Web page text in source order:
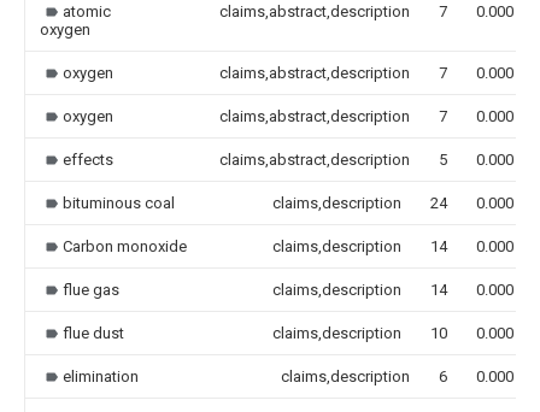
atomic
oxygen
claims,abstract,description 7 0.000
oxygen claims,abstract,description 7 0.000
oxygen claims,abstract,description 7 0.000
effects claims,abstract,description 5 0.000
bituminous coal claims,description 24 0.000
Carbon monoxide claims,description 14 0.000
flue gas claims,description 14 0.000
flue dust claims,description 10 0.000
elimination claims,description 6 0.000